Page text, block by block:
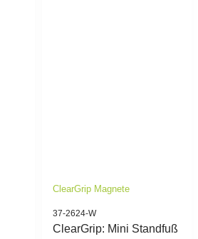
ClearGrip Magnete
37-2624-W
ClearGrip: Mini Standfuß